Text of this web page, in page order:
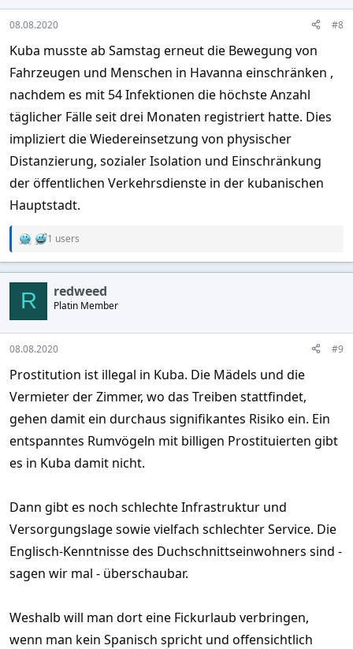
n
s
:
08.08.2020 #8
Kuba musste ab Samstag erneut die Bewegung von
Fahrzeugen und Menschen in Havanna einschränken ,
nachdem es mit 54 Infektionen die höchste Anzahl
täglicher Fälle seit drei Monaten registriert hatte. Dies
impliziert die Wiedereinsetzung von physischer
Distanzierung, sozialer Isolation und Einschränkung
der öffentlichen Verkehrsdienste in der kubanischen
Hauptstadt.
R
c
o
n
s
:
1 users
R redweed
Platin Member
08.08.2020 #9
Prostitution ist illegal in Kuba. Die Mädels und die
Vermieter der Zimmer, wo das Treiben stattfindet,
gehen damit ein durchaus signifikantes Risiko ein. Ein
entspanntes Rumvögeln mit billigen Prostituierten gibt
es in Kuba damit nicht.
Dann gibt es noch schlechte Infrastruktur und
Versorgungslage sowie vielfach schlechter Service. Die
Englisch-Kenntnisse des Duchschnittseinwohners sind -
sagen wir mal - überschaubar.
Weshalb will man dort eine Fickurlaub verbringen,
wenn man kein Spanisch spricht und offensichtlich